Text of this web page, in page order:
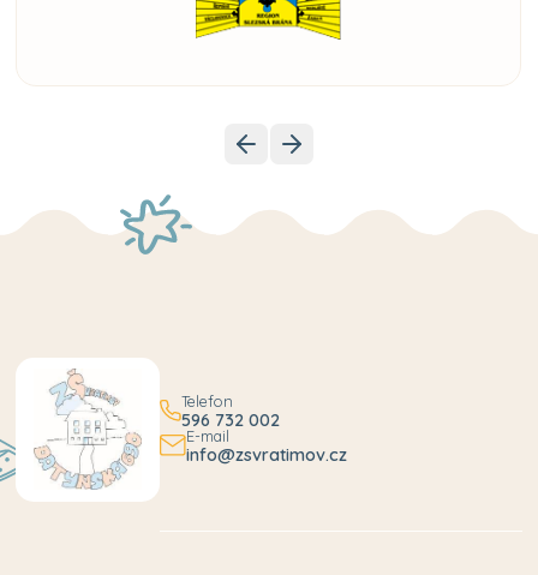
Telefon
596 732 002
E-mail
info@zsvratimov.cz